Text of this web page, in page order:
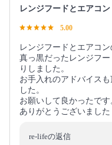
レンジフードとエアコン
5.00
レンジフードとエアコ
真っ黒だったレンジフ
りしました。
お手入れのアドバイス
した。
お願いして良かったです
ありがとうございました
re-lifeの返信